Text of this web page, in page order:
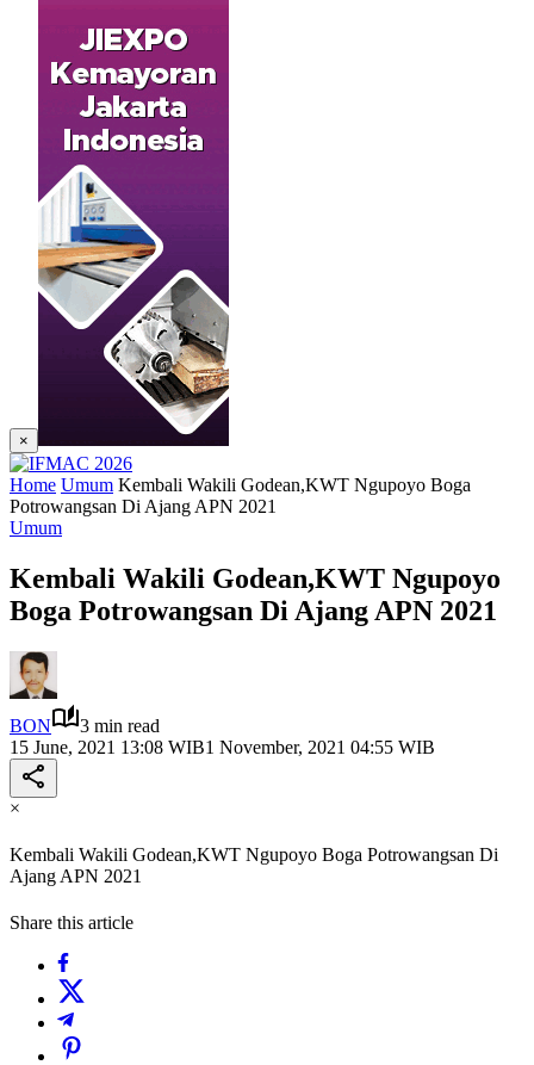
×
Home Umum Kembali Wakili Godean,KWT Ngupoyo Boga
Potrowangsan Di Ajang APN 2021
Umum
Kembali Wakili Godean,KWT Ngupoyo
Boga Potrowangsan Di Ajang APN 2021
BON
3 min read
15 June, 2021 13:08 WIB1 November, 2021 04:55 WIB
×
Kembali Wakili Godean,KWT Ngupoyo Boga Potrowangsan Di
Ajang APN 2021
Share this article